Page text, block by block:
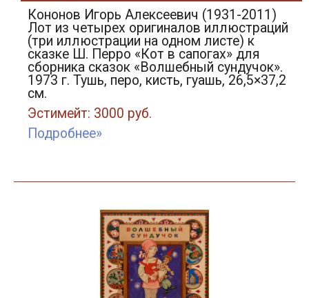
Кононов Игорь Алексеевич (1931-2011)
Лот из четырех оригиналов иллюстраций
(три иллюстрации на одном листе) к
сказке Ш. Перро «Кот в сапогах» для
сборника сказок «Волшебный сундучок».
1973 г. Тушь, перо, кисть, гуашь, 26,5×37,2
см.
Эстимейт: 3000 руб.
Подробнее»